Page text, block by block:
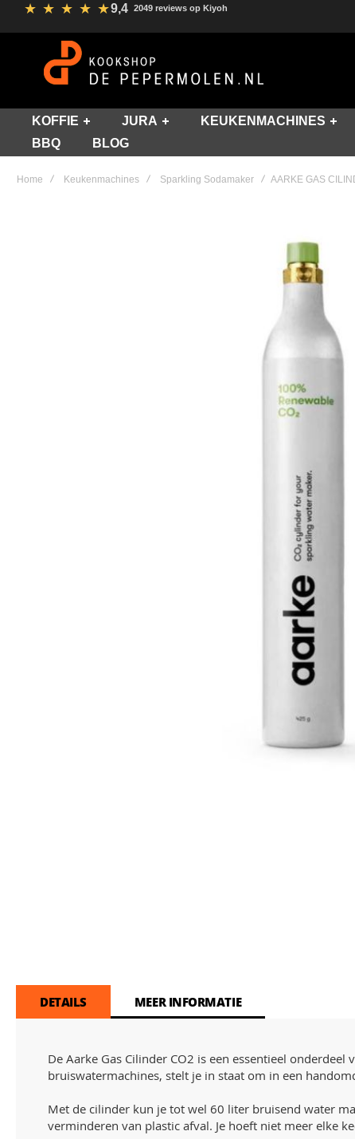
★ ★ ★ ★ ★9,4 2049 reviews op Kiyoh
KOFFIE JURA KEUKENMACHINES
BBQ
BLOG
Home Keukenmachines Sparkling Sodamaker AARKE GAS
DETAILS
De Aarke Gas Cilinder CO2 is een essentieel
bruiswatermachines, stelt je in staat om in een
Met de cilinder kun je tot wel 60 liter bruisend water
verminderen van plastic afval. Je hoeft niet meer elke
MEER INFORMATIE